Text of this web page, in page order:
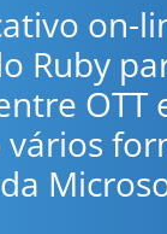
on-
Ruby
OTT